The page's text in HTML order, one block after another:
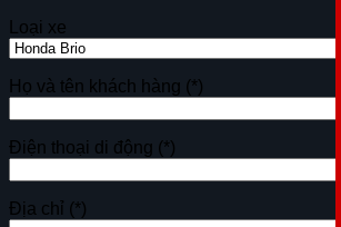
Loại xe
Họ và tên khách hàng (*)
Điện thoại di động (*)
Địa chỉ (*)